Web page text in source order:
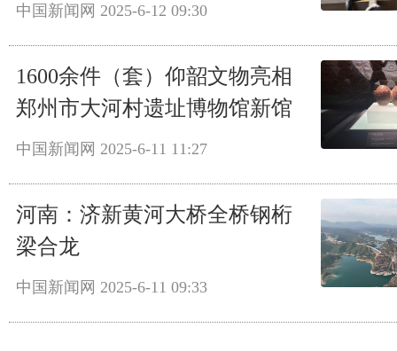
中国新闻网 2025-6-12 09:30
1600余件（套）仰韶文物亮相
郑州市大河村遗址博物馆新馆
中国新闻网 2025-6-11 11:27
河南：济新黄河大桥全桥钢桁
梁合龙
中国新闻网 2025-6-11 09:33